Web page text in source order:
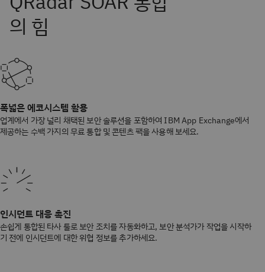
폭넓은 에코시스템 활용
업계에서 가장 널리 채택된 보안 솔루션을 포함하여 IBM App Exchange에서
제공하는 수백 가지의 무료 통합 및 콘텐츠 팩을 사용해 보세요.
인시던트 대응 촉진
손쉽게 통합된 타사 툴로 보안 조치를 자동화하고, 보안 분석가가 작업을 시작하
기 전에 인시던트에 대한 위협 정보를 추가하세요.